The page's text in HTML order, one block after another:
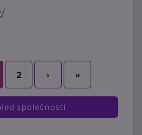
2 › »
společností